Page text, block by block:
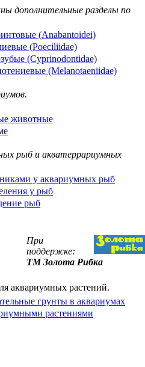
дополнительные разделы по
(Anabantoidei)
(Poeciliidae)
(Cyprinodontidae)
(Melanotaeniidae)
животные
рыб и акватеррариумных
у аквариумных рыб
у рыб
рыб
При
поддержке:
ТМ Золота Рибка
аквариумных растений.
грунты в аквариумах
растениями